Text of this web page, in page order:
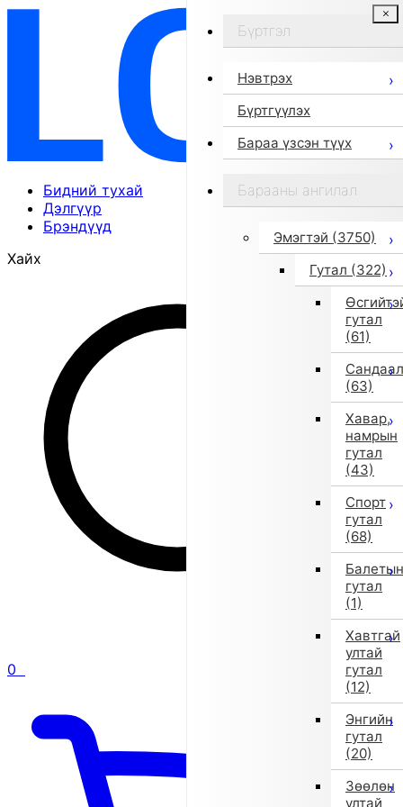
Бидний тухай
Дэлгүүр
Брэндүүд
Хайх
0
Бүртгэл
Нэвтрэх
Бүртгүүлэх
Бараа үзсэн түүх
Барааны ангилал
Эмэгтэй (3750)
Гутал (322)
гутал
(61)
Сандаал
(63)
Хавар,
намрын
гутал
(43)
Спорт
гутал
(68)
Балетын
гутал
(1)
Хавтгай
ултай
гутал
(12)
Энгийн
гутал
(20)
Зөөлөн
ултай